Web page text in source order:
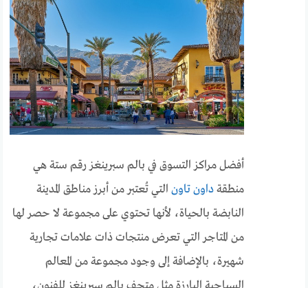
أفضل مراكز التسوق في بالم سبرينغز رقم ستة هي
منطقة داون تاون التي تُعتبر من أبرز مناطق المدينة
النابضة بالحياة، لأنها تحتوي على مجموعة لا حصر لها
من المتاجر التي تعرض منتجات ذات علامات تجارية
شهيرة، بالإضافة إلى وجود مجموعة من المعالم